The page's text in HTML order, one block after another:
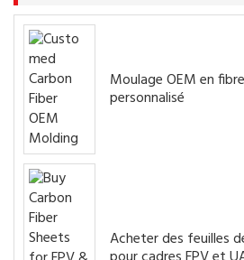
Moulage OEM en
personnalisé
Acheter des feuilles